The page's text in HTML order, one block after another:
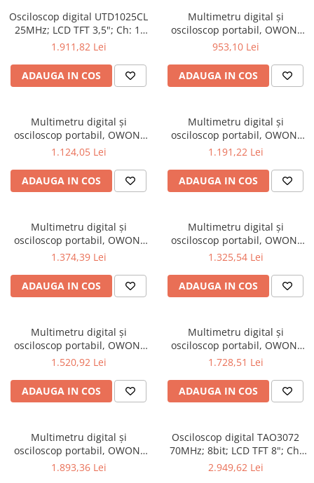
Osciloscop digital UTD1025CL
25MHz; LCD TFT 3,5"; Ch: 1;
250Msps; 12kpts compatibil
1.911,82 Lei
ADAUGA IN COS
Multimetru digital și
osciloscop portabil, OWON,
HDS242, 200mV-1kV, 200mA-
953,10 Lei
ADAUGA IN COS
Multimetru digital și
osciloscop portabil, OWON,
HDS242S, 200mV-1kV, 200mA-
1.124,05 Lei
ADAUGA IN COS
Multimetru digital și
osciloscop portabil, OWON,
HDS272, 200mV-1kV, 200mA-
1.191,22 Lei
ADAUGA IN COS
Multimetru digital și
osciloscop portabil, OWON,
HDS272S, 200mV-1kV, 200mA-
1.374,39 Lei
ADAUGA IN COS
Multimetru digital și
osciloscop portabil, OWON,
HDS2102, 200mV-1kV, 200mA-
1.325,54 Lei
ADAUGA IN COS
Multimetru digital și
osciloscop portabil, OWON,
HDS2102S, 200mV-1kV,
1.520,92 Lei
ADAUGA IN COS
Multimetru digital și
osciloscop portabil, OWON,
HDS2202, 200mV-1kV, 200mA-
1.728,51 Lei
ADAUGA IN COS
Multimetru digital și
osciloscop portabil, OWON,
HDS2202S, 200mV-1kV,
1.893,36 Lei
Osciloscop digital TAO3072
70MHz; 8bit; LCD TFT 8"; Ch:
2; 1Gsps; 40Mpts sustinand
2.949,62 Lei